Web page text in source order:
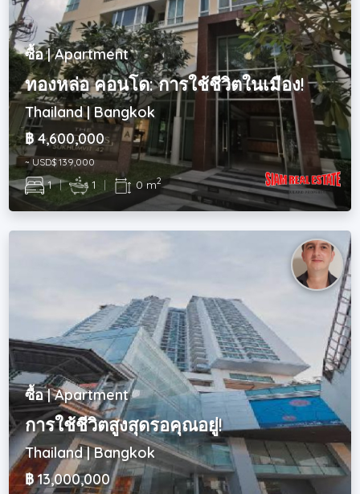
ซื้อ | Apartment
ทองหล่อ คอนโด: การใช้ชีวิตในเมือง!
Thailand | Bangkok
฿ 4,600,000
~ USD$ 139,000
1 | 1 | 0 m2
ซื้อ | Apartment
การใช้ชีวิตสูงสุดรอคุณอยู่!
Thailand | Bangkok
฿ 13,000,000